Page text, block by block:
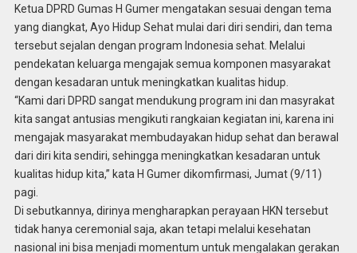
Ketua DPRD Gumas H Gumer mengatakan sesuai dengan tema
yang diangkat, Ayo Hidup Sehat mulai dari diri sendiri, dan tema
tersebut sejalan dengan program Indonesia sehat. Melalui
pendekatan keluarga mengajak semua komponen masyarakat
dengan kesadaran untuk meningkatkan kualitas hidup.
“Kami dari DPRD sangat mendukung program ini dan masyrakat
kita sangat antusias mengikuti rangkaian kegiatan ini, karena ini
mengajak masyarakat membudayakan hidup sehat dan berawal
dari diri kita sendiri, sehingga meningkatkan kesadaran untuk
kualitas hidup kita,” kata H Gumer dikomfirmasi, Jumat (9/11)
pagi.
Di sebutkannya, dirinya mengharapkan perayaan HKN tersebut
tidak hanya ceremonial saja, akan tetapi melalui kesehatan
nasional ini bisa menjadi momentum untuk mengalakan gerakan